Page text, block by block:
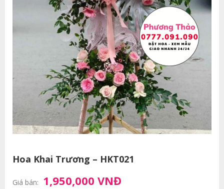
Hoa Khai Trương – HKT021
Giá bán: 1,950,000 VNĐ